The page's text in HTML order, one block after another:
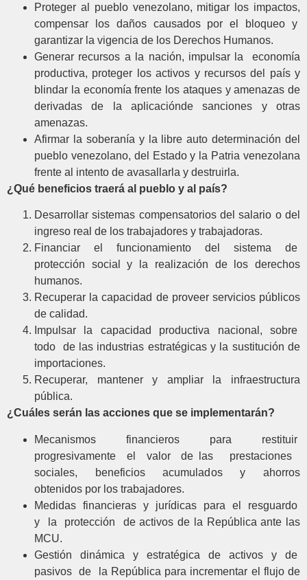
Proteger al pueblo venezolano, mitigar los impactos,
compensar los daños causados por el bloqueo y
garantizar la vigencia de los Derechos Humanos.
Generar recursos a la nación, impulsar la economía
productiva, proteger los activos y recursos del país y
blindar la economía frente los ataques y amenazas de
derivadas de la aplicaciónde sanciones y otras
amenazas.
Afirmar la soberanía y la libre auto determinación del
pueblo venezolano, del Estado y la Patria venezolana
frente al intento de avasallarla y destruirla.
¿Qué beneficios traerá al pueblo y al país?
Desarrollar sistemas compensatorios del salario o del
ingreso real de los trabajadores y trabajadoras.
Financiar el funcionamiento del sistema de
protección social y la realización de los derechos
humanos.
Recuperar la capacidad de proveer servicios públicos
de calidad.
Impulsar la capacidad productiva nacional, sobre
todo de las industrias estratégicas y la sustitución de
importaciones.
Recuperar, mantener y ampliar la infraestructura
pública.
¿Cuáles serán las acciones que se implementarán?
Mecanismos financieros para restituir
progresivamente el valor de las prestaciones
sociales, beneficios acumulados y ahorros
obtenidos por los trabajadores.
Medidas financieras y jurídicas para el resguardo
y la protección de activos de la República ante las
MCU.
Gestión dinámica y estratégica de activos y de
pasivos de la República para incrementar el flujo de